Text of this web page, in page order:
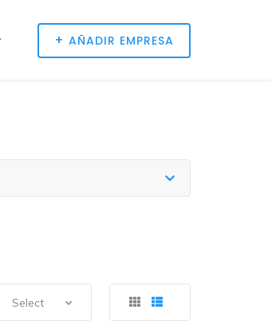
+ AÑADIR EMPRESA
Select